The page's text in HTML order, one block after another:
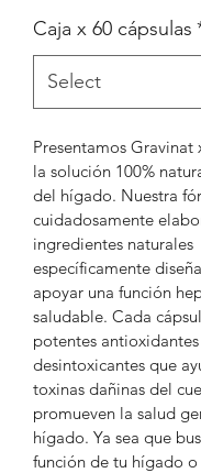
Caja x 60 cápsulas
Select
Presentamos Gravinat
la solución 100%
del hígado. Nuestra
cuidadosamente
ingredientes naturales
específicamente
apoyar una función
saludable. Cada
potentes
desintoxicantes que
toxinas dañinas del
promueven la salud
hígado. Ya sea que
función de tu hígado